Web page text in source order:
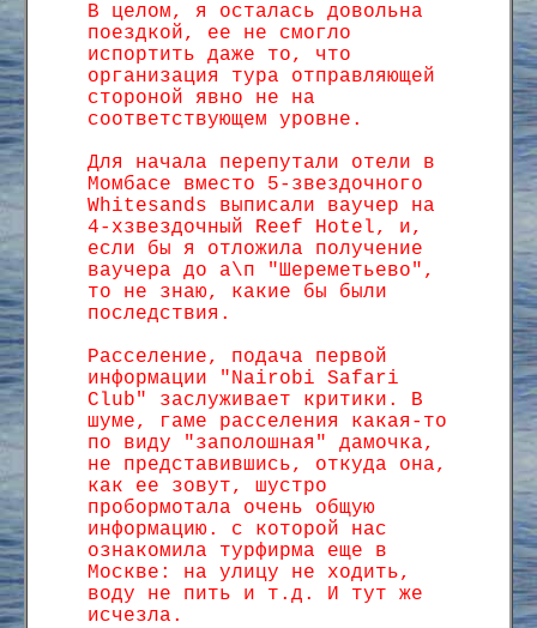
В целом, я осталась довольна
поездкой, ее не смогло
испортить даже то, что
организация тура отправляющей
стороной явно не на
соответствующем уровне.
Для начала перепутали отели в
Момбасе вместо 5-звездочного
Whitesands выписали ваучер на
4-хзвездочный Reef Hotel, и,
если бы я отложила получение
ваучера до а\п "Шереметьево",
то не знаю, какие бы были
последствия.
Расселение, подача первой
информации "Nairobi Safari
Club" заслуживает критики. В
шуме, гаме расселения какая-то
по виду "заполошная" дамочка,
не представившись, откуда она,
как ее зовут, шустро
пробормотала очень общую
информацию. с которой нас
ознакомила турфирма еще в
Москве: на улицу не ходить,
воду не пить и т.д. И тут же
исчезла.